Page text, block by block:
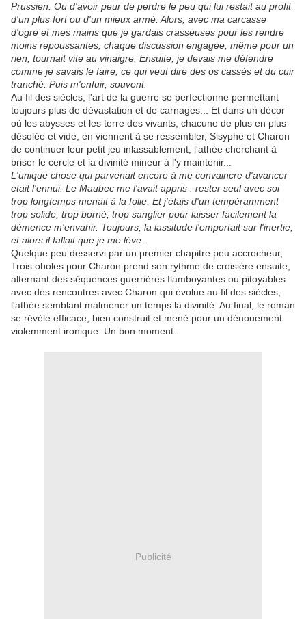
Prussien. Ou d'avoir peur de perdre le peu qui lui restait au profit
d'un plus fort ou d'un mieux armé. Alors, avec ma carcasse
d'ogre et mes mains que je gardais crasseuses pour les rendre
moins repoussantes, chaque discussion engagée, même pour un
rien, tournait vite au vinaigre. Ensuite, je devais me défendre
comme je savais le faire, ce qui veut dire des os cassés et du cuir
tranché. Puis m'enfuir, souvent.
Au fil des siècles, l'art de la guerre se perfectionne permettant
toujours plus de dévastation et de carnages... Et dans un décor
où les abysses et les terre des vivants, chacune de plus en plus
désolée et vide, en viennent à se ressembler, Sisyphe et Charon
de continuer leur petit jeu inlassablement, l'athée cherchant à
briser le cercle et la divinité mineur à l'y maintenir...
L'unique chose qui parvenait encore à me convaincre d'avancer
était l'ennui. Le Maubec me l'avait appris : rester seul avec soi
trop longtemps menait à la folie. Et j'étais d'un tempéramment
trop solide, trop borné, trop sanglier pour laisser facilement la
démence m'envahir. Toujours, la lassitude l'emportait sur l'inertie,
et alors il fallait que je me lève.
Quelque peu desservi par un premier chapitre peu accrocheur,
Trois oboles pour Charon prend son rythme de croisière ensuite,
alternant des séquences guerrières flamboyantes ou pitoyables
avec des rencontres avec Charon qui évolue au fil des siècles,
l'athée semblant malmener un temps la divinité. Au final, le roman
se révèle efficace, bien construit et mené pour un dénouement
violemment ironique. Un bon moment.
Publicité